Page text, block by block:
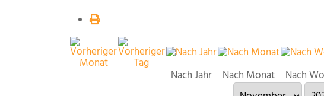
Nach Jahr Nach Monat Nach